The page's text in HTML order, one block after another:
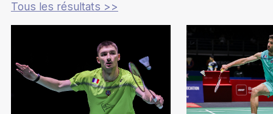
Assurance
Informations médicales
Devenir coach Bad Santé Bien-Être
Junior Academy
Catalogue de formations
Mérite fédéral
Culture du badminton
Paris sportifs
Calendrier administratif
Accueillir des licenciés en situation de handicap
Tous les résultats >>